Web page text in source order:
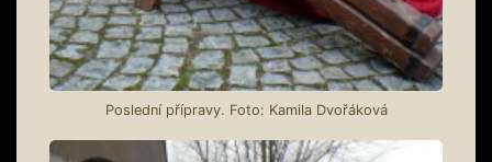
Poslední přípravy. Foto: Kamila Dvořáková